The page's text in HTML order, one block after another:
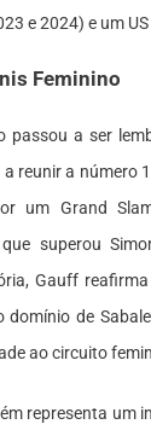
e 2024) e um
Feminino
passou a ser
reunir a número
um Grand
superou
Gauff
domínio de
ao circuito
representa um